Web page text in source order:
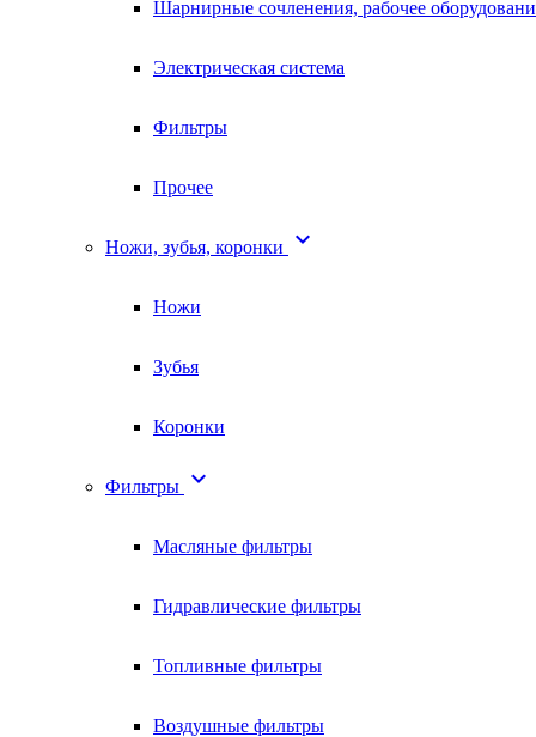
Шарнирные сочленения, рабочее
Электрическая система
Фильтры
Прочее
Ножи, зубья, коронки 
Ножи
Зубья
Коронки
Фильтры 
Масляные фильтры
Гидравлические фильтры
Топливные фильтры
Воздушные фильтры